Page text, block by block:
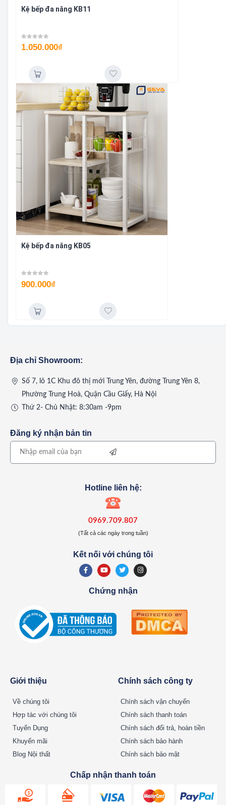
Kệ bếp đa năng KB11
1.050.000₫
Kệ bếp đa năng KB05
900.000₫
Giới thiệu
Về chúng tôi
Hợp tác với chúng tôi
Tuyển Dụng
Khuyến mãi
Blog Nội thất
Chính sách công ty
Chính sách vận chuyển
Chính sách thanh toán
Chính sách đổi trả, hoàn tiền
Chính sách bảo hành
Chính sách bảo mật
Chấp nhận thanh toán
Hotline liên hệ:
0969.709.807
(Tất cả các ngày trong tuần)
Kết nối với chúng tôi
Chứng nhận
Địa chỉ Showroom:
Số 7, lô 1C Khu đô thị mới Trung Yên, đường Trung Yên 8,
Phường Trung Hoà, Quận Cầu Giấy, Hà Nội
Thứ 2- Chủ Nhật: 8:30am -9pm
Đăng ký nhận bản tin